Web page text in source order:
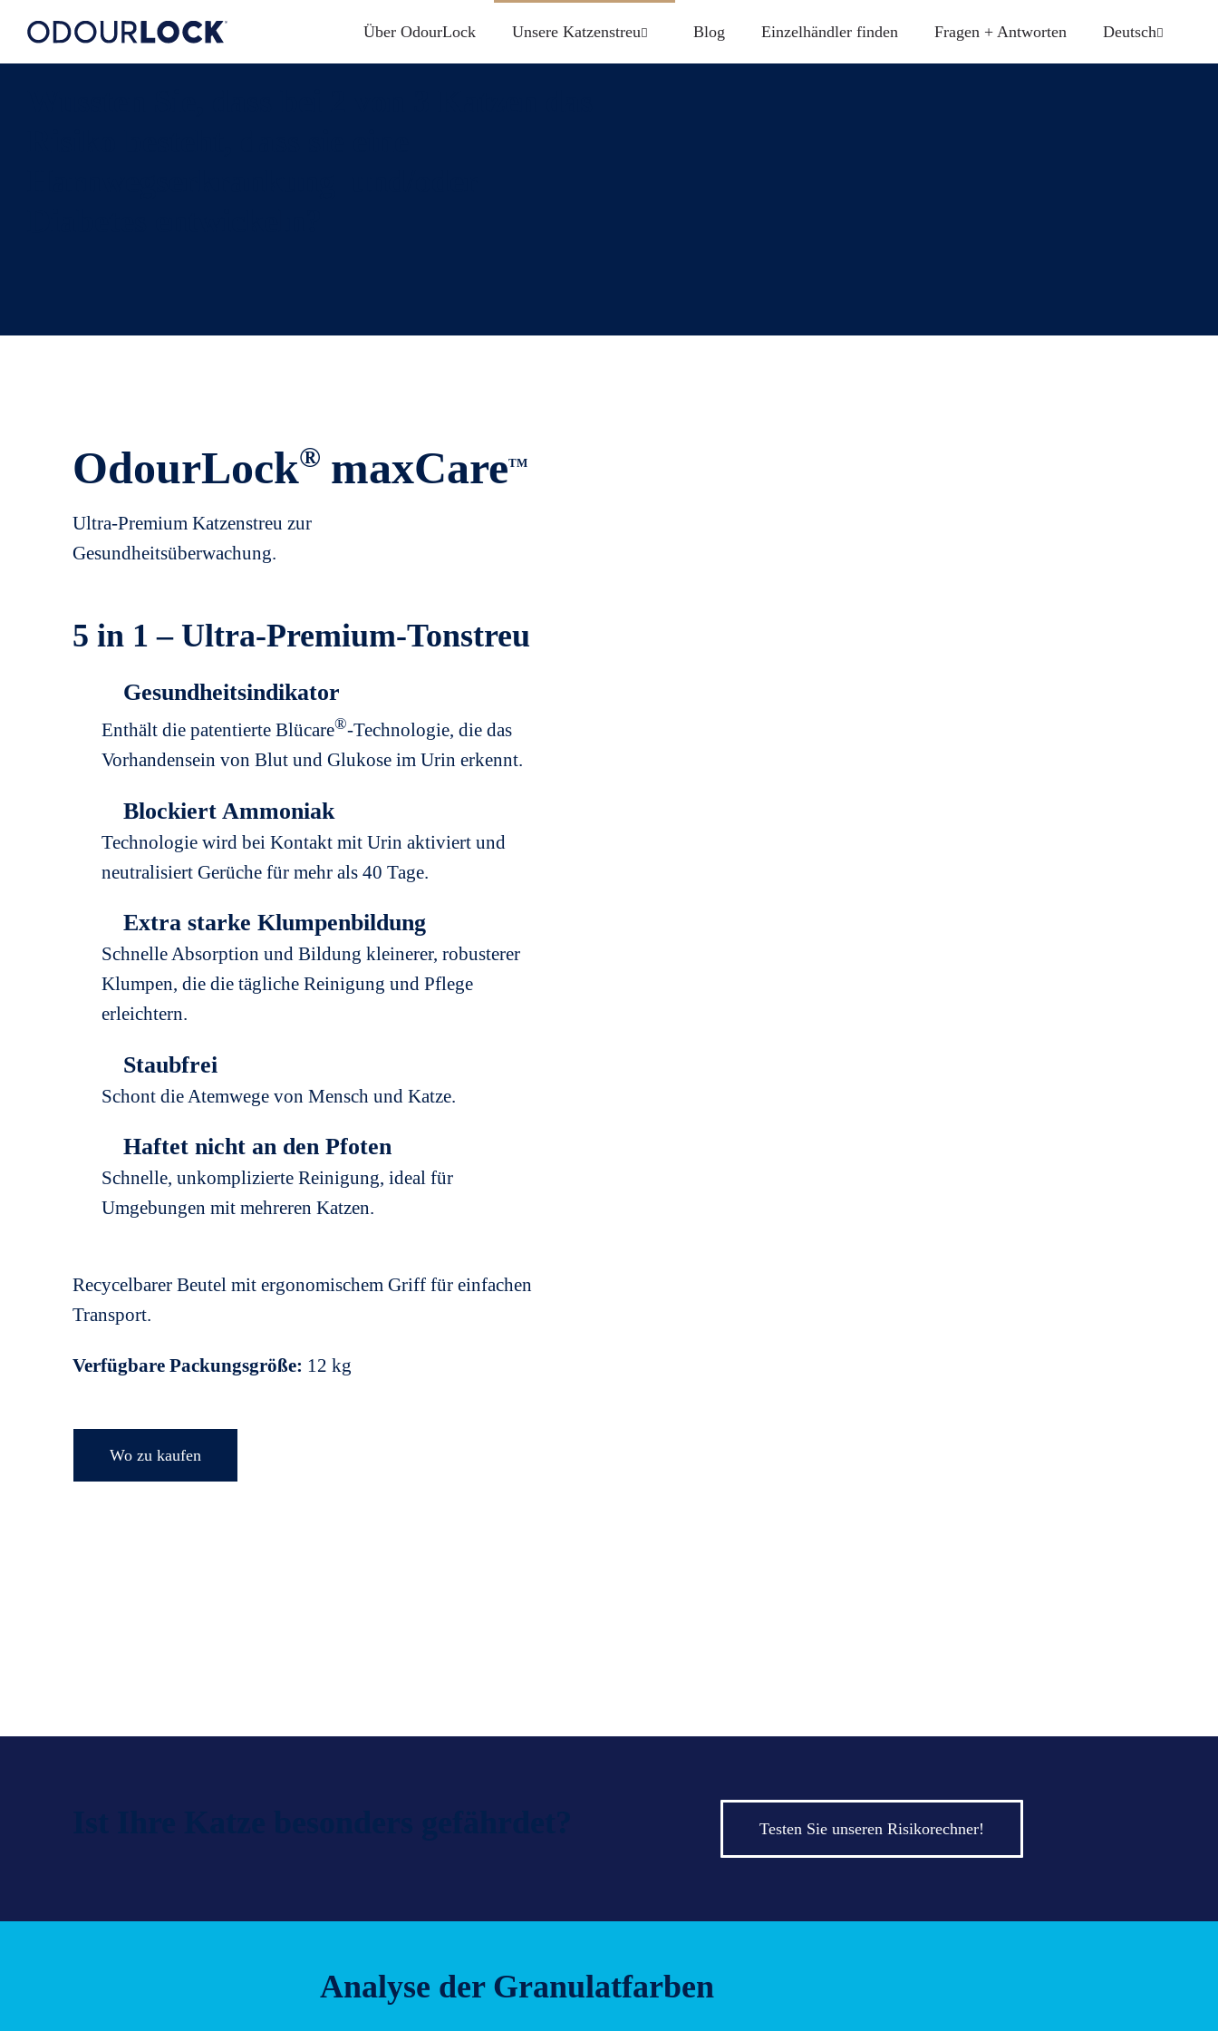
Über OdourLock Unsere Katzenstreu Blog Einzelhändler finden Fragen + Antworten Deutsch
OdourLock® maxCareTM
Ultra-Premium Katzenstreu zur
Gesundheitsüberwachung.
5 in 1 – Ultra-Premium-Tonstreu
Gesundheitsindikator
Enthält die patentierte Blücare®-Technologie, die das
Vorhandensein von Blut und Glukose im Urin erkennt.
Blockiert Ammoniak
Technologie wird bei Kontakt mit Urin aktiviert und
neutralisiert Gerüche für mehr als 40 Tage.
Extra starke Klumpenbildung
Schnelle Absorption und Bildung kleinerer, robusterer
Klumpen, die die tägliche Reinigung und Pflege
erleichtern.
Staubfrei
Schont die Atemwege von Mensch und Katze.
Haftet nicht an den Pfoten
Schnelle, unkomplizierte Reinigung, ideal für
Umgebungen mit mehreren Katzen.
Recycelbarer Beutel mit ergonomischem Griff für einfachen
Transport.
Verfügbare Packungsgröße: 12 kg
Wo zu kaufen
Testen Sie unseren Risikorechner!
Analyse der Granulatfarben